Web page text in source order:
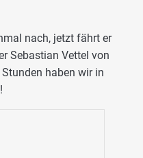
nach, jetzt fährt er
Sebastian Vettel von
haben wir in